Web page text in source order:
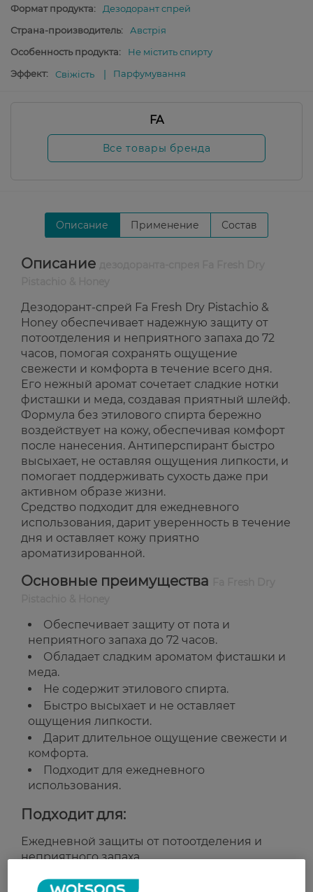
Формат продукта:
Дезодорант спрей
Страна-производитель:
Австрія
Особенность продукта:
Не містить спирту
Эффект:
Свіжість Парфумування
FA
Все товары бренда
Описание Применение Состав
Описание
Дезодорант-спрей Fa Fresh Dry Pistachio &
Honey обеспечивает надежную защиту от
потоотделения и неприятного запаха до 72
часов, помогая сохранять ощущение
свежести и комфорта в течение всего дня.
Его нежный аромат сочетает сладкие нотки
фисташки и меда, создавая приятный шлейф.
Формула без этилового спирта бережно
воздействует на кожу, обеспечивая комфорт
после нанесения. Антиперспирант быстро
высыхает, не оставляя ощущения липкости, и
помогает поддерживать сухость даже при
активном образе жизни.
Средство подходит для ежедневного
использования, дарит уверенность в течение
дня и оставляет кожу приятно
ароматизированной.
Основные преимущества
Обеспечивает защиту от пота и
неприятного запаха до 72 часов.
Обладает сладким ароматом фисташки и
меда.
Не содержит этилового спирта.
Быстро высыхает и не оставляет
ощущения липкости.
Дарит длительное ощущение свежести и
комфорта.
Подходит для ежедневного
использования.
Подходит для:
Ежедневной защиты от потоотделения и
неприятного запаха.